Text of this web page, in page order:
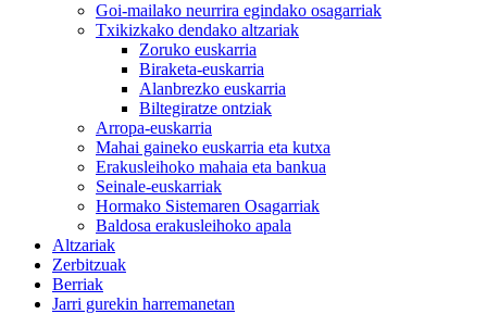
Goi-mailako neurrira egindako osagarriak
Txikizkako dendako altzariak
Zoruko euskarria
Biraketa-euskarria
Alanbrezko euskarria
Biltegiratze ontziak
Arropa-euskarria
Mahai gaineko euskarria eta kutxa
Erakusleihoko mahaia eta bankua
Seinale-euskarriak
Hormako Sistemaren Osagarriak
Baldosa erakusleihoko apala
Altzariak
Zerbitzuak
Berriak
Jarri gurekin harremanetan